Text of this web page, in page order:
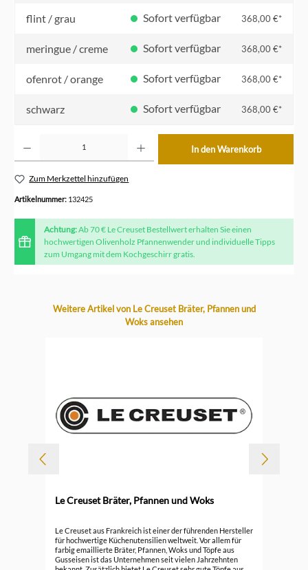
flint / grau Sofort verfügbar 368,00 €*
meringue / creme Sofort verfügbar 368,00 €*
ofenrot / orange Sofort verfügbar 368,00 €*
schwarz Sofort verfügbar 368,00 €*
In den Warenkorb
Zum Merkzettel hinzufügen
Artikelnummer: 132425
Achtung:Ab 70 € Le Creuset Bestellwert erhalten Sie einen
hochwertigen Olivenholz Pfannenwender und individuelle Tipps
zum Umgang mit dem Kochgeschirr gratis.
Produktgalerie überspringen
Weitere Artikel von Le Creuset Bräter, Pfannen und
Woks ansehen
Le Creuset Bräter, Pfannen und Woks
Le Creuset aus Frankreich ist einer der führenden Hersteller
für hochwertige Küchenutensilien weltweit. Vor allem für
farbig emaillierte Bräter, Pfannen, Woks und Töpfe aus
Gusseisen ist das Unternehmen seit vielen Jahrzehnten